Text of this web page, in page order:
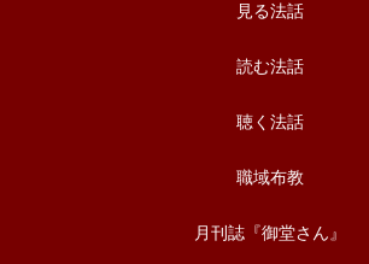
見る法話
読む法話
聴く法話
職域布教
月刊誌『御堂さん』